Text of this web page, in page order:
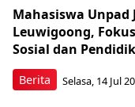
Berita
Mahasiswa Unpad
Leuwigoong,
Sosial dan
Selasa, 14 Jul